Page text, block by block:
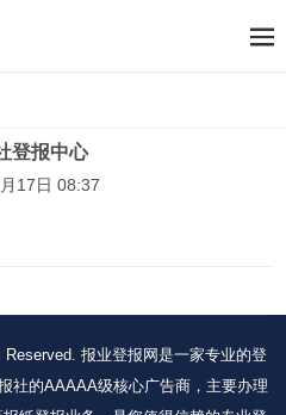
登报中心
17日 08:37
报业登报网是一家专业的登
社的AAAAA级核心广告商，主要办理